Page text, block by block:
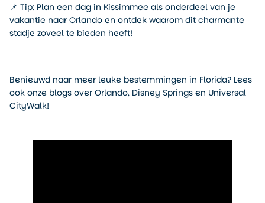
📌 Tip: Plan een dag in Kissimmee als onderdeel van je
vakantie naar Orlando en ontdek waarom dit charmante
stadje zoveel te bieden heeft!
Benieuwd naar meer leuke bestemmingen in Florida? Lees
ook onze blogs over Orlando, Disney Springs en Universal
CityWalk!